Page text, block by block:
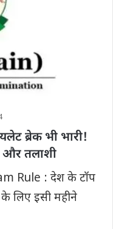
ब्रेक भी भारी!
और तलाशी
Rule : देश के टॉप
लिए इसी महीने